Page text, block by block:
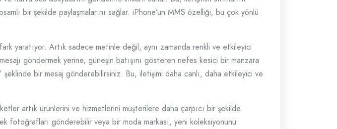
bir şekilde paylaşmalarını sağlar. iPhone’un MMS özelliği, bu çok yönlü
yaratıyor. Artık sadece metinle değil, aynı zamanda renkli ve etkileyici
göndermek yerine, güneşin batışını gösteren nefes kesici bir manzara
bir mesaj gönderebilirsiniz. Bu, iletişimi daha canlı, daha etkileyici ve
artık ürünlerini ve hizmetlerini müşterilere daha çarpıcı bir şekilde
fotoğrafları gönderebilir veya bir moda markası, yeni koleksiyonunu